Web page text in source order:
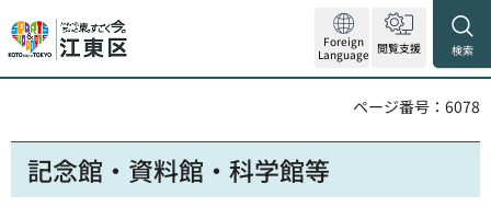
Foreign
Language 閲覧支援 検索
ページ番号：6078
記念館・資料館・科学館等